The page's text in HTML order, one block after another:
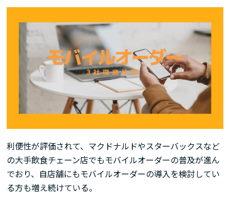
利便性が評価されて、マクドナルドやスターバックスなど
の大手飲食チェーン店でもモバイルオーダーの普及が進ん
でおり、自店舗にもモバイルオーダーの導入を検討してい
る方も増え続けている。